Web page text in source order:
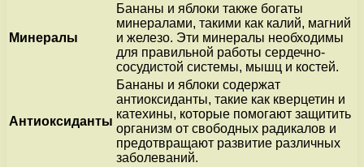
Минералы
Бананы и яблоки также богаты
минералами, такими как калий, магний
и железо. Эти минералы необходимы
для правильной работы сердечно-
сосудистой системы, мышц и костей.
Антиоксиданты
Бананы и яблоки содержат
антиоксиданты, такие как кверцетин и
катехины, которые помогают защитить
организм от свободных радикалов и
предотвращают развитие различных
заболеваний.